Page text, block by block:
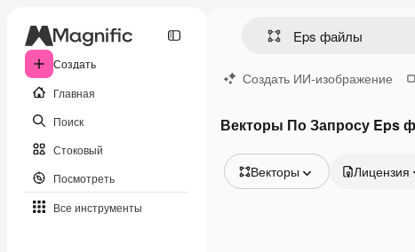
Создать
Главная
Поиск
Стоковый
Посмотреть
Все инструменты
Создать ИИ-изображение
Векторы По Запросу Eps
Векторы Лицензия